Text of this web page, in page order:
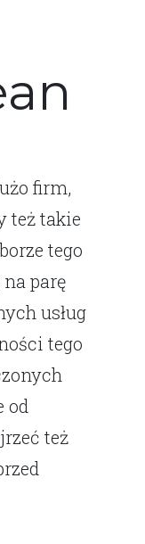
firm,
też takie
tego
parę
usług
tego
od
też